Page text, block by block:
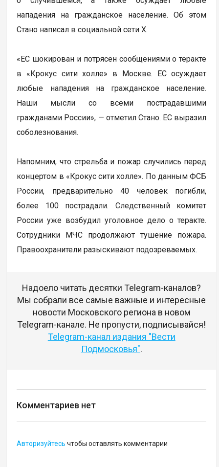
нападения на гражданское население. Об этом
Стано написал в социальной сети Х.
«ЕС шокирован и потрясен сообщениями о теракте
в «Крокус сити холле» в Москве. ЕС осуждает
любые нападения на гражданское население.
Наши мысли со всеми пострадавшими
гражданами России», — отметил Стано. ЕС выразил
соболезнования.
Напомним, что стрельба и пожар случились перед
концертом в «Крокус сити холле». По данным ФСБ
России, предварительно 40 человек погибли,
более 100 пострадали. Следственный комитет
России уже возбудил уголовное дело о теракте.
Сотрудники МЧС продолжают тушение пожара.
Правоохранители разыскивают подозреваемых.
Надоело читать десятки Telegram-каналов?
Мы собрали все самые важные и интересные
новости Московского региона в новом
Telegram-канале. Не пропусти, подписывайся!
Telegram-канал издания "Вести
Подмосковья".
Комментариев нет
Авторизуйтесь чтобы оставлять комментарии